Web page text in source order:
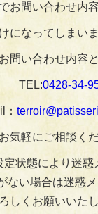
お問い合わせ内
になってしまい
問い合わせ内容
TEL:
：
気軽にご相談くだ
状態により迷惑
ない場合は迷惑
しくお願いいたし